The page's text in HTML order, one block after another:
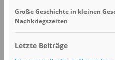
Große Geschichte in kleinen
Nachkriegszeiten
Letzte Beiträge